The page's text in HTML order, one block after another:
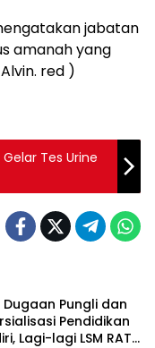
jabatan
amanah yang
red )
Tes Urine
Dugaan Pungli dan
Pendidikan
Lagi-lagi LSM RATU